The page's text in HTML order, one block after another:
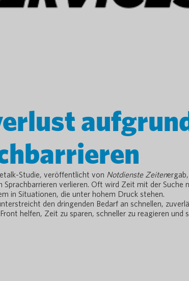
Studie, veröffentlicht von Notdienste Zeiten
Sprachbarrieren verlieren. Oft wird Zeit mit der
in Situationen, die unter hohem Druck stehen.
den dringenden Bedarf an schnellen,
helfen, Zeit zu sparen, schneller zu reagieren